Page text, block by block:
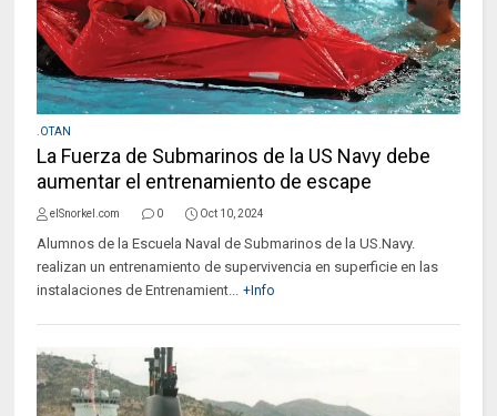
.OTAN
La Fuerza de Submarinos de la US Navy debe
aumentar el entrenamiento de escape
elSnorkel.com 0 Oct 10, 2024
Alumnos de la Escuela Naval de Submarinos de la US.Navy.
realizan un entrenamiento de supervivencia en superficie en las
instalaciones de Entrenamient... +Info